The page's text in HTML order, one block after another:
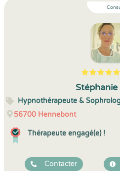
5
1
5
38
Stéphanie
Hypnothérapeute &
56700 Hennebont
Thérapeute engagé(e) !
Contacter